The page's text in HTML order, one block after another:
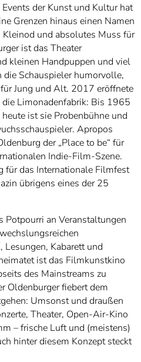
der Kunst und Kultur hat
Grenzen hinaus einen Namen
und absolutes Muss für
ist das Theater
kleinen Handpuppen und viel
die Schauspieler humorvolle,
Jung und Alt. 2017 eröffnete
Limonadenfabrik: Bis 1965
ist sie Probenbühne und
Apropos
der „Place to be“ für
Indie-Film-Szene.
für das Internationale Filmfest
übrigens eines der 25
Potpourri an Veranstaltungen
Lesungen, Kabarett und
ist das Filmkunstkino
des Mainstreams zu
Oldenburger fiebert dem
Umsonst und draußen
Theater, Open-Air-Kino
– frische Luft und (meistens)
hinter diesem Konzept steckt